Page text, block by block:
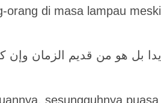
orang di masa lampau
بل هو من قديم الزمان وإن
sesungguhnya